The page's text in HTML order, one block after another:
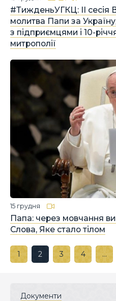
#ТижденьУГКЦ: ІІ сесія
молитва Папи за
з підприємцями і 10-
митрополії
Папа: через мовчання
Слова, Яке стало тілом
15 грудня
1 2 3 4 …
Документи